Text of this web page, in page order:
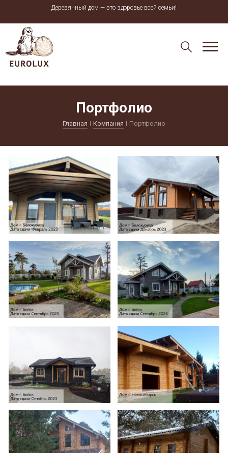
Деревянный дом — это здоровье всей семьи!
Портфолио
Главная Компания Портфолио